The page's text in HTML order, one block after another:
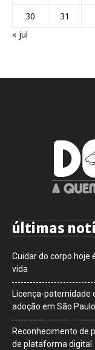
30
31
« jul
últimas
Cuidar do corpo hoje
vida
Licença-paternidade
adoção em São Paulo
Reconhecimento de
de plataforma digital